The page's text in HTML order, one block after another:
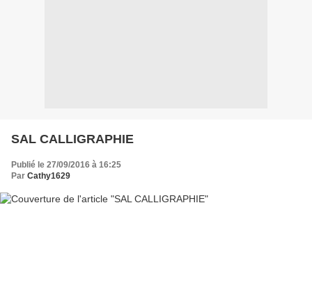
SAL CALLIGRAPHIE
Publié le 27/09/2016 à 16:25
Par Cathy1629